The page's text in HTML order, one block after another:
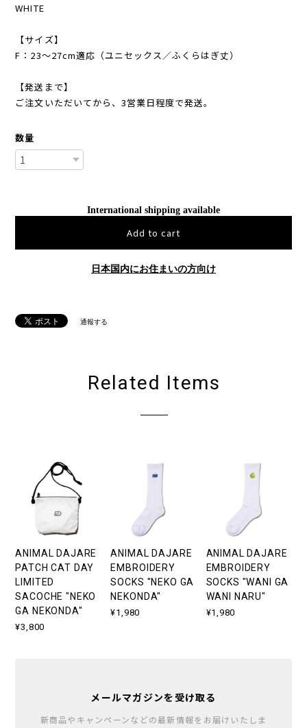
WHITE
【サイズ】
F：23～27cm適応（ユニセックス／ふくらはぎ丈）
【発送まで】
ご注文いただいてから、3営業日程度で発送。
数量
International shipping available
Add to cart
日本国内にお住まいの方向け
通報する
Related Items
ANIMAL DAJARE
PATCH CAT DAY
LIMITED
SACOCHE "NEKO
GA NEKONDA"
¥3,800
ANIMAL DAJARE
EMBROIDERY
SOCKS "NEKO GA
NEKONDA"
¥1,980
ANIMAL DAJARE
EMBROIDERY
SOCKS "WANI GA
WANI NARU"
¥1,980
メールマガジンを受け取る
新商品やキャンペーンなどの最新情報をお届けいたしま